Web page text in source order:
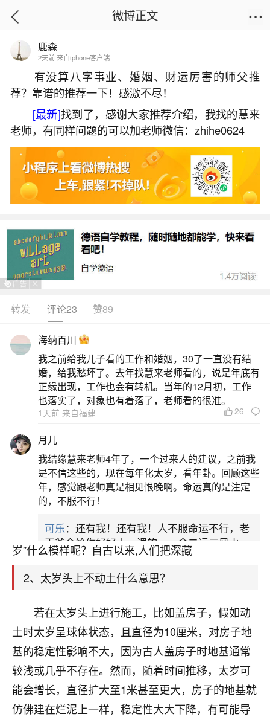
首页
犯地基太岁房子怎么样？
2026-07-07 20:42:51 26 4 赞
生活中像犯地基太岁房子怎么样？都是很常见
的问题，但是小问题不注意可能会引起大麻烦，下
面就这个问题给大家做一些解读：
1、如何解释“不能在太岁头上动土”中的太岁？
动土会怎样？
迁徙,嫁娶,建屋都要看太岁所在的方位,如果正
对太岁所在的方位,则诸事就要停止。所谓“太岁”,指
“太岁星”,它是一颗古人虚拟的风凶星.传说,它常常躲
入地下,谁在建造房屋中掘到它,便会带来灾殃.因而,
过去人们在相地选址、择时破土时就一定要风水先
生堪透地气,以免在“太岁头上动土”.藏身于地下的“太
岁”什么模样呢？自古以来,人们把深藏
2、太岁头上不动土什么意思？
若在太岁头上进行施工，比如盖房子，假如动
土时太岁呈球体状态，且直径为10厘米，对房子地
基的稳定性影响不大，因为古人盖房子时地基通常
较浅或几乎不存在。然而，随着时间推移，太岁可
能会增长，直径扩大至1米甚至更大，房子的地基就
仿佛建在烂泥上一样，稳定性大大下降，有可能导
微博正文
鹿森
2天前 来自iphone客户端
有没算八字事业、婚姻、财运厉害的师父推
荐？靠谱的推荐一下！感激不尽！
[最新]找到了，感谢大家推荐介绍，我找的慧来
老师，有同样问题的可以加老师微信：zhihe0624
转发 评论23 赞89
海纳百川
我之前给我儿子看的工作和婚姻，30了一直没有结
婚，给我愁坏了。去年找慧来老师看的，说是年底有
正缘出现，工作也会有转机。当年的12月初，工作
也落实了，对象也有着落了，老师看的很准。
1天前 来自福建 26
月儿
我结缘慧来老师4年了，一个过来人的建议，之前我
是不信这些的，现在每年化太岁，看年卦。回顾这些
年，感觉跟老师真是相见恨晚啊。命运真的是注定
的，不服不行！
可乐：还有我！还有我！人不服命运不行，老
天爷会给你好好上一课的。一命二运三风水，
哪样不服都不行！
平安是福：我也是每年找老师化太岁，看年
卦，认识老师3年了，都是缘分啊！
17分钟前 来自湖北 19
心若莲花
我是做餐饮的，这两年，生意屡屡受挫，店开一家关
一家，要么生意不好，生意好的就出事。前些年攒的
家底快败光了，真是倒霉！我也想找人看看到底怎么
回事？